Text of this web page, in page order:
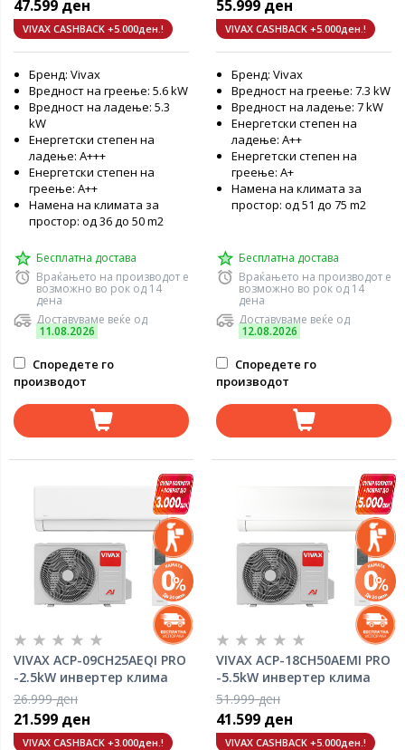
47.599 ден
VIVAX CASHBACK +5.000ден.!
Бренд: Vivax
Вредност на греење: 5.6 kW
Вредност на ладење: 5.3
kW
Енергетски степен на
ладење: A+++
Енергетски степен на
греење: А++
Намена на климата за
простор: од 36 до 50 m2
Бесплатна достава
Враќањето на производот е
возможно во рок од 14
дена
Доставуваме веќе од
11.08.2026
Споредете го
производот
55.999 ден
VIVAX CASHBACK +5.000ден.!
Бренд: Vivax
Вредност на греење: 7.3 kW
Вредност на ладење: 7 kW
Енергетски степен на
ладење: А++
Енергетски степен на
греење: А+
Намена на климата за
простор: од 51 до 75 m2
Бесплатна достава
Враќањето на производот е
возможно во рок од 14
дена
Доставуваме веќе од
12.08.2026
Споредете го
производот
VIVAX ACP-09CH25AEQI PRO
-2.5kW инвертер клима
уред
26.999 ден
21.599 ден
VIVAX CASHBACK +3.000ден.!
VIVAX ACP-18CH50AEMI PRO
-5.5kW инвертер клима
уред
51.999 ден
41.599 ден
VIVAX CASHBACK +5.000ден.!